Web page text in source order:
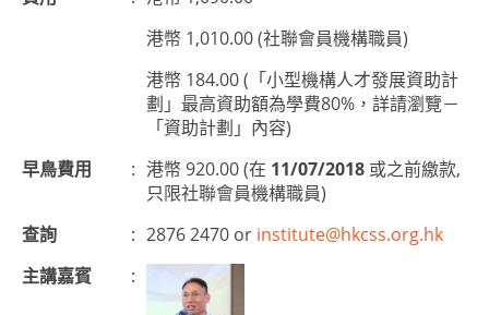
港幣 1,010.00 (社聯會員機構職員)
港幣 184.00 (「小型機構人才發展資助計
劃」最高資助額為學費80%，詳請瀏覽－
「資助計劃」內容)
早鳥費用
: 港幣 920.00 (在 11/07/2018 或之前繳款,
只限社聯會員機構職員)
查詢
: 2876 2470 or institute@hkcss.org.hk
主講嘉賓
: